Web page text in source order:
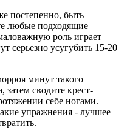
постепенно, быть
любые подходящие
роль играет
серьезно усугубить 15-20
минут такого
сводите крест-
себе ногами.
упражнения - лучшее